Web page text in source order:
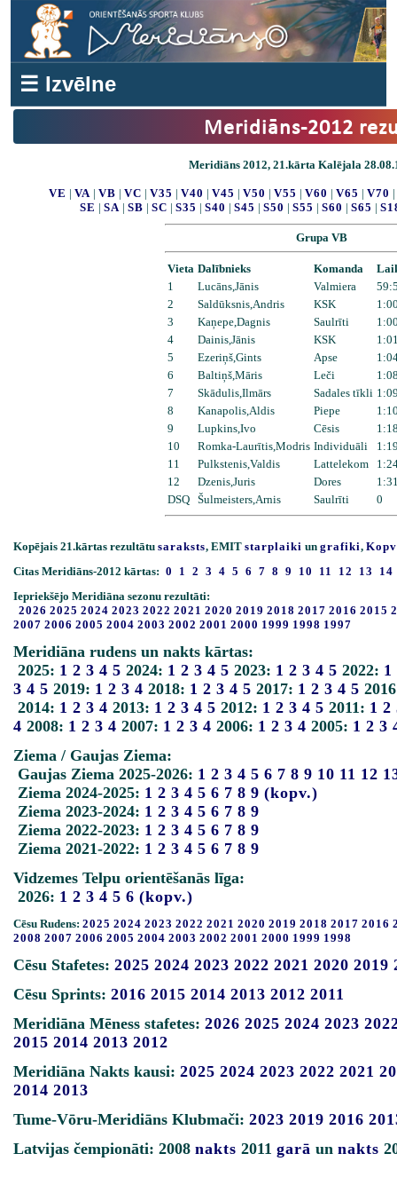
☰ Izvēlne
Meridiāns-2012
Meridiāns 2012, 21.kārta Kalējala
VE | VA | VB | VC | V35 | V40 | V45 | V50 | V55 | V60 | V65 | V70 |
SE | SA| SB | SC | S35 | S40 | S45 | S50 | S55 | S60 | S65 |
Grupa VB
Vieta Dalībnieks Komanda
1
Lucāns,Jānis Valmiera
2
Saldūksnis,Andris KSK
3
Kaņepe,Dagnis Saulrīti
4
Dainis,Jānis KSK
5
Ezeriņš,Gints Apse
6
Baltiņš,Māris Leči
7
Skādulis,Ilmārs Sadales tīkli
8
Kanapolis,Aldis Piepe
9
Lupkins,Ivo Cēsis
10
Romka-Laurītis,Modris Individuāli
11
Pulkstenis,Valdis Lattelekom
12
Dzenis,Juris Dores
DSQ Šulmeisters,Arnis Saulrīti 0
Kopējais 21.kārtas rezultātu saraksts, EMIT starplaiki un grafiki,
Citas Meridiāns-2012 kārtas: 0 1 2 3 4 5 6 7 8 9 10 11 12 13
14
Iepriekšējo Meridiāna sezonu rezultāti:
2026 2025 2024 2023 2022 2021 2020 2019 2018 2017 2016 2015
2007 2006 2005 2004 2003 2002 2001 2000 1999 1998 1997
Meridiāna rudens un nakts kārtas:
2025: 1 2 3 4 5 2024: 1 2 3 4 5 2023: 1 2 3 4 5 2022: 1
3 4 5 2019: 1 2 3 4 2018: 1 2 3 4 5 2017: 1 2 3 4 5
2014: 1 2 3 4 2013: 1 2 3 4 5 2012: 1 2 3 4 5 2011: 1 2
4 2008: 1 2 3 4 2007: 1 2 3 4 2006: 1 2 3 4 2005: 1 2 3
Ziema / Gaujas Ziema:
Gaujas Ziema 2025-2026: 1 2 3 4 5 6 7 8 9 10 11 12
Ziema 2024-2025: 1 2 3 4 5 6 7 8 9 (kopv.)
Ziema 2023-2024: 1 2 3 4 5 6 7 8 9
Ziema 2022-2023: 1 2 3 4 5 6 7 8 9
Ziema 2021-2022: 1 2 3 4 5 6 7 8 9
Vidzemes Telpu orientēšanās līga:
2026: 1 2 3 4 5 6 (kopv.)
Cēsu Rudens: 2025 2024 2023 2022 2021 2020 2019 2018 2017 2016
2008 2007 2006 2005 2004 2003 2002 2001 2000 1999 1998
Cēsu Stafetes: 2025 2024 2023 2022 2021 2020 2019
Cēsu Sprints: 2016 2015 2014 2013 2012 2011
Meridiāna Mēness stafetes: 2026 2025 2024 2023
2015 2014 2013 2012
Meridiāna Nakts kausi: 2025 2024 2023 2022 2021
2014 2013
Tume-Vōru-Meridiāns Klubmači: 2023 2019 2016
Latvijas čempionāti: 2008 nakts 2011 garā un nakts